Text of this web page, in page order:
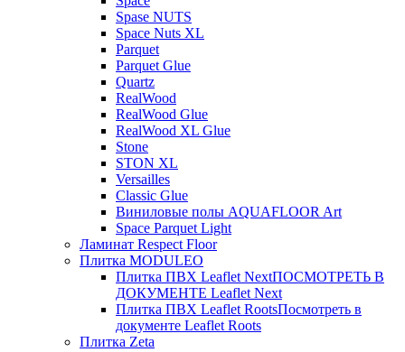
Spase NUTS
Space Nuts XL
Parquet
Parquet Glue
Quartz
RealWood
RealWood Glue
RealWood XL Glue
Stone
STON XL
Versailles
Classic Glue
Виниловые полы AQUAFLOOR Art
Space Parquet Light
Ламинат Respect Floor
Плитка MODULEO
Плитка ПВХ Leaflet NextПОСМОТРЕТЬ В
ДОКУМЕНТЕ Leaflet Next
Плитка ПВХ Leaflet RootsПосмотреть в
документе Leaflet Roots
Плитка Zeta